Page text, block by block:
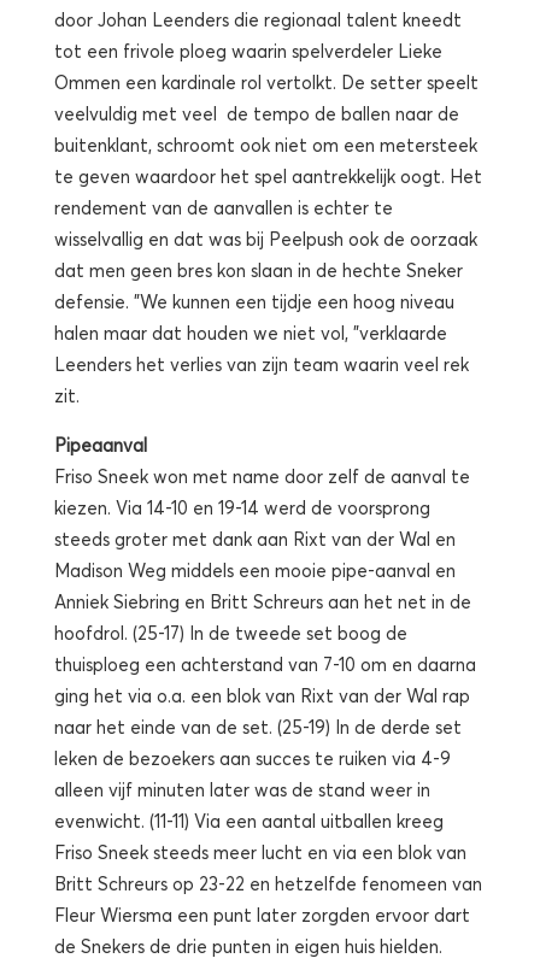
door Johan Leenders die regionaal talent kneedt
tot een frivole ploeg waarin spelverdeler Lieke
Ommen een kardinale rol vertolkt. De setter speelt
veelvuldig met veel de tempo de ballen naar de
buitenklant, schroomt ook niet om een metersteek
te geven waardoor het spel aantrekkelijk oogt. Het
rendement van de aanvallen is echter te
wisselvallig en dat was bij Peelpush ook de oorzaak
dat men geen bres kon slaan in de hechte Sneker
defensie. ”We kunnen een tijdje een hoog niveau
halen maar dat houden we niet vol, ”verklaarde
Leenders het verlies van zijn team waarin veel rek
zit.
Pipeaanval
Friso Sneek won met name door zelf de aanval te
kiezen. Via 14-10 en 19-14 werd de voorsprong
steeds groter met dank aan Rixt van der Wal en
Madison Weg middels een mooie pipe-aanval en
Anniek Siebring en Britt Schreurs aan het net in de
hoofdrol. (25-17) In de tweede set boog de
thuisploeg een achterstand van 7-10 om en daarna
ging het via o.a. een blok van Rixt van der Wal rap
naar het einde van de set. (25-19) In de derde set
leken de bezoekers aan succes te ruiken via 4-9
alleen vijf minuten later was de stand weer in
evenwicht. (11-11) Via een aantal uitballen kreeg
Friso Sneek steeds meer lucht en via een blok van
Britt Schreurs op 23-22 en hetzelfde fenomeen van
Fleur Wiersma een punt later zorgden ervoor dart
de Snekers de drie punten in eigen huis hielden.